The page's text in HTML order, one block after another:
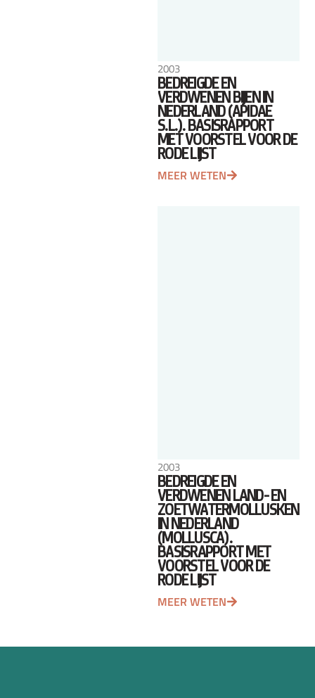
2003
BEDREIGDE EN
VERDWENEN BIJEN IN
NEDERLAND (APIDAE
S.L.). BASISRAPPORT
MET VOORSTEL VOOR DE
RODE LIJST
MEER WETEN
2003
BEDREIGDE EN
VERDWENEN LAND- EN
ZOETWATERMOLLUSKEN
IN NEDERLAND
(MOLLUSCA).
BASISRAPPORT MET
VOORSTEL VOOR DE
RODE LIJST
MEER WETEN